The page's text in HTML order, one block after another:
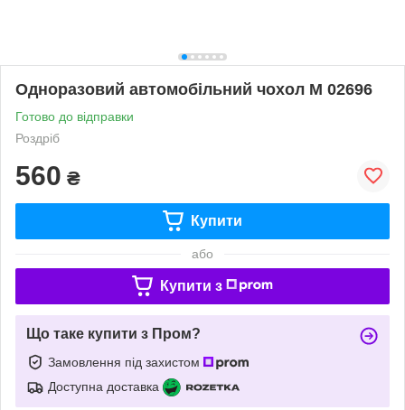
Одноразовий автомобільний чохол М 02696
Готово до відправки
Роздріб
560 ₴
Купити
або
Купити з
Що таке купити з Пром?
Замовлення під захистом
Доступна доставка